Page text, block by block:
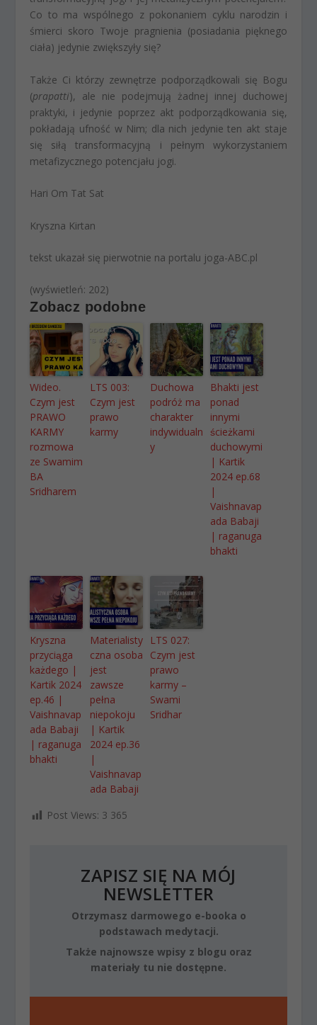
Co to ma wspólnego z pokonaniem cyklu narodzin i
śmierci skoro Twoje pragnienia (posiadania pięknego
ciała) jedynie zwiększyły się?
Także Ci którzy zewnętrze podporządkowali się Bogu
(prapatti), ale nie podejmują żadnej innej duchowej
praktyki, i jedynie poprzez akt podporządkowania się,
pokładają ufność w Nim; dla nich jedynie ten akt staje
się siłą transformacyjną i pełnym wykorzystaniem
metafizycznego potencjału jogi.
Hari Om Tat Sat
Kryszna Kirtan
tekst ukazał się pierwotnie na portalu joga-ABC.pl
(wyświetleń: 202)
Zobacz podobne
Wideo.
Czym jest
PRAWO
KARMY
rozmowa
ze Swamim
BA
Sridharem
LTS 003:
Czym jest
prawo
karmy
Duchowa
podróż ma
charakter
indywidualn
y
Bhakti jest
ponad
innymi
ścieżkami
duchowymi
| Kartik
2024 ep.68
|
Vaishnavap
ada Babaji
| raganuga
bhakti
Kryszna
przyciąga
każdego |
Kartik 2024
ep.46 |
Vaishnavap
ada Babaji
| raganuga
bhakti
Materialisty
czna osoba
jest
zawsze
pełna
niepokoju
| Kartik
2024 ep.36
|
Vaishnavap
ada Babaji
LTS 027:
Czym jest
prawo
karmy –
Swami
Sridhar
Post Views: 3 365
ZAPISZ SIĘ NA MÓJ
NEWSLETTER
Otrzymasz darmowego e-booka o
podstawach medytacji.
Także najnowsze wpisy z blogu oraz
materiały tu nie dostępne.